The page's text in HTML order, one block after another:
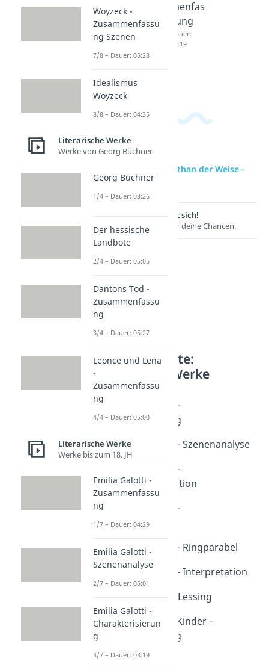
m
Lessing
Dauer:
03:40
Zusam
menfas
sung
menfas
sung
Dauer:
04:19
zur Videoseite: Nathan der Weise -
Interpretation
Lernen lohnt sich!
Entdecke hier deine Chancen.
Weitere Inhalte:
Literarische Werke
Nathan der Weise
Nathan der Weise -
Zusammenfassung
Nathan der Weise - Szenenanalyse
Dauer: 04:53
Nathan der Weise -
Personenkonstellation
Dauer: 04:47
Nathan der Weise -
Charakterisierung
Nathan der Weise - Ringparabel
Dauer: 04:42
Nathan der Weise - Interpretation
Dauer: 05:22
Gotthold Ephraim Lessing
Dauer: 03:40
Nathan und seine Kinder -
Zusammenfassung
Woyzeck -
Zusammenfassu
ng Szenen
7/8 – Dauer: 05:28
Idealismus
Woyzeck
8/8 – Dauer: 04:35
Literarische Werke
Werke von Georg Büchner
Georg Büchner
1/4 – Dauer: 03:26
Der hessische
Landbote
2/4 – Dauer: 05:05
Dantons Tod -
Zusammenfassu
ng
3/4 – Dauer: 05:27
Leonce und Lena
-
Zusammenfassu
ng
4/4 – Dauer: 05:00
Literarische Werke
Werke bis zum 18. JH
Emilia Galotti -
Zusammenfassu
ng
1/7 – Dauer: 04:29
Emilia Galotti -
Szenenanalyse
2/7 – Dauer: 05:01
Emilia Galotti -
Charakterisierun
g
3/7 – Dauer: 03:19